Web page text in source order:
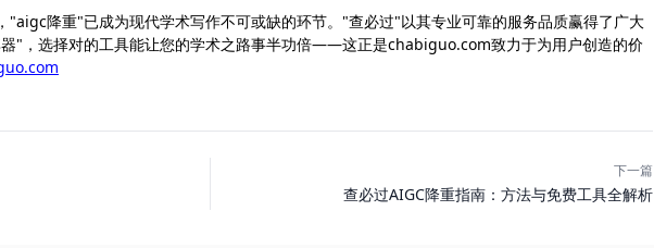
"aigc降重"已成为现代学术写作不可或缺的环节。"查必过"以其专业可靠的服务品质赢得了广大
"，选择对的工具能让您的学术之路事半功倍——这正是chabiguo.com致力于为用户创造的价
下一篇
查必过AIGC降重指南：方法与免费工具全解析